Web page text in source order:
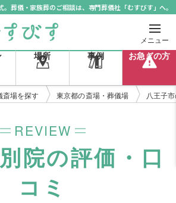
葬儀・家族葬のご相談は、専門葬儀社「むすびす」へ。
メニュー
場所 事例 お急ぎの方
斎場を探す 東京都の斎場・葬儀場 八王子
REVIEW
院の評価・口
コミ